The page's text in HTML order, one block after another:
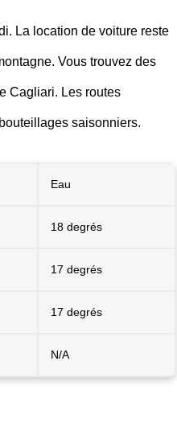
La location de voiture reste
Vous trouvez des
Cagliari. Les routes
saisonniers.
Eau
18 degrés
17 degrés
17 degrés
N/A